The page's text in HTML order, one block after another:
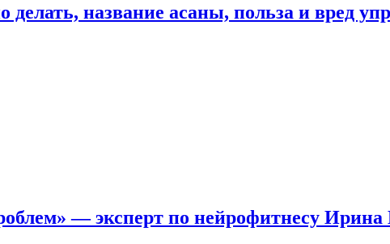
название асаны, польза и вред
— эксперт по нейрофитнесу Ирина